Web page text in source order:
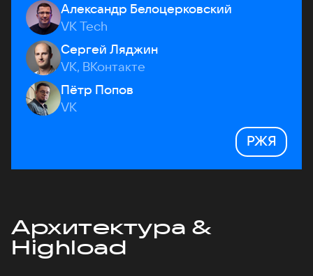
Александр Белоцерковский
VK Tech
Сергей Ляджин
VK, ВКонтакте
Пётр Попов
VK
РЖЯ
Архитектура &
Highload